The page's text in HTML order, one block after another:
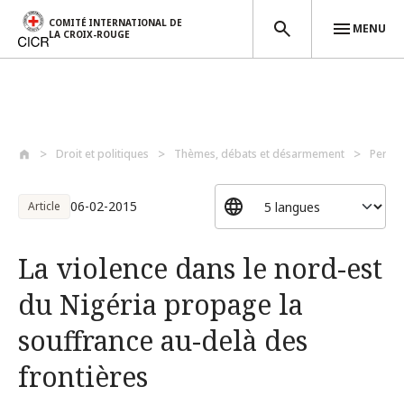
COMITÉ INTERNATIONAL DE
LA CROIX-ROUGE
MENU
Droit et politiques Thèmes, débats et désarmement
Article 06-02-2015
La violence dans le nord-est
du Nigéria propage la
souffrance au-delà des
frontières